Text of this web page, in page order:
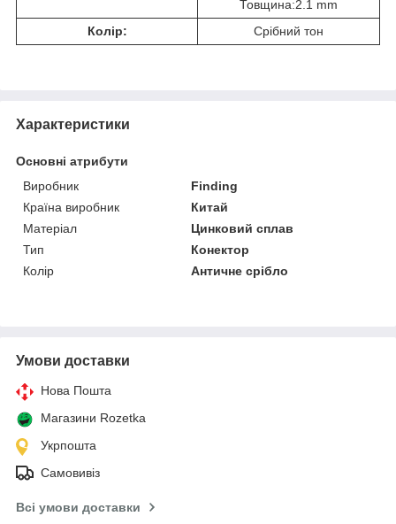
Товщина:2.1 mm
Колір:
Срібний тон
Характеристики
Основні атрибути
Виробник
Finding
Країна виробник
Китай
Матеріал
Цинковий сплав
Тип
Конектор
Колір
Античне срібло
Умови доставки
Нова Пошта
Магазини Rozetka
Укрпошта
Самовивіз
Всі умови доставки